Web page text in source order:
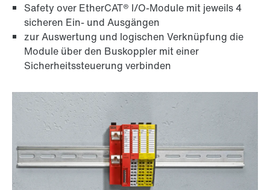
Safety over EtherCAT® I/O-Module mit jeweils 4
sicheren Ein- und Ausgängen
zur Auswertung und logischen Verknüpfung die
Module über den Buskoppler mit einer
Sicherheitssteuerung verbinden